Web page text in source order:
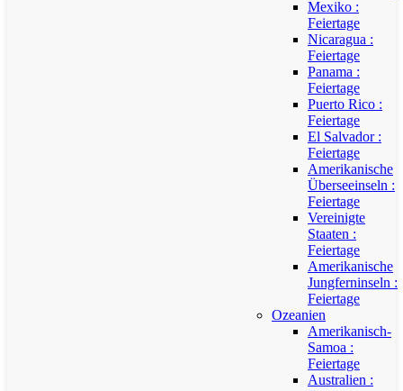
Mexiko :
Feiertage
Nicaragua :
Feiertage
Panama :
Feiertage
Puerto Rico :
Feiertage
El Salvador :
Feiertage
Amerikanische
Überseeinseln :
Feiertage
Vereinigte
Staaten :
Feiertage
Amerikanische
Jungferninseln :
Feiertage
Ozeanien
Amerikanisch-
Samoa :
Feiertage
Australien :